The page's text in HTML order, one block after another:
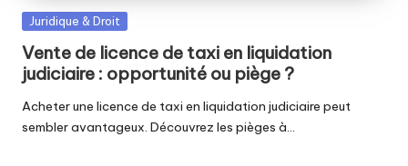
Posted
Juridique & Droit
Vente de licence de taxi en liquidation
judiciaire : opportunité ou piège ?
Acheter une licence de taxi en liquidation judiciaire peut
sembler avantageux. Découvrez les pièges à…